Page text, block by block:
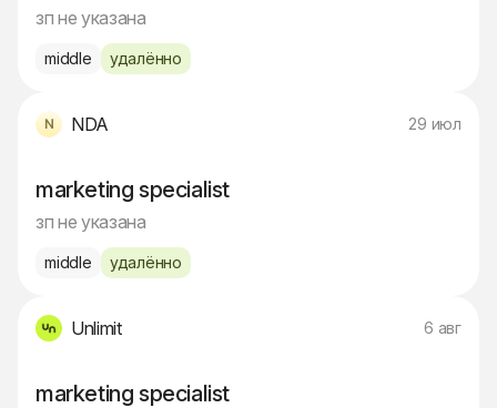
зп не указана
middle удалённо
NDA 29 июл
marketing specialist
зп не указана
middle удалённо
Unlimit 6 авг
marketing specialist